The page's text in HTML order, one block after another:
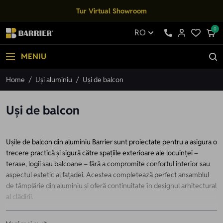
Tur Virtual Showroom
RO 0
MENIU
Home / Uși aluminiu / Uși de balcon
Uși de balcon
Ușile de balcon din aluminiu Barrier sunt proiectate pentru a asigura o
trecere practică și sigură către spațiile exterioare ale locuinței –
terase, logii sau balcoane – fără a compromite confortul interior sau
aspectul estetic al fațadei. Acestea completează perfect ansamblul
de tâmplărie din aluminiu și oferă continuitate în designul arhitectural
al clădirii.
Soluția este recomandată atât pentru proiecte rezidențiale noi, cât și